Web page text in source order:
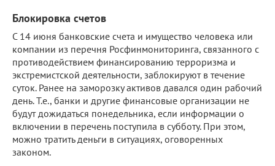
Блокировка счетов
С 14 июня банковские счета и имущество человека или
компании из перечня Росфинмониторинга, связанного с
противодействием финансированию терроризма и
экстремистской деятельности, заблокируют в течение
суток. Ранее на заморозку активов давался один рабочий
день. Т.е., банки и другие финансовые организации не
будут дожидаться понедельника, если информации о
включении в перечень поступила в субботу. При этом,
можно тратить деньги в ситуациях, оговоренных
законом.